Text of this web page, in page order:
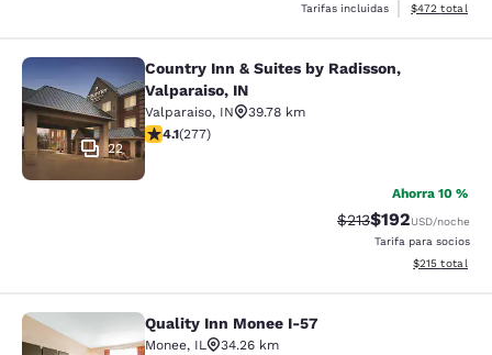
Tarifas incluidas
Ver detalles
$472 total
Country Inn & Suites by Radisson,
22
Country Inn & Suites by Radisson,
Valparaiso, IN
Valparaiso, IN
39.78 km
calificación de 4.14 estrellas. Muy bueno. 277 reseñas
4.1(277)
Ahorra 10 %
Precio tachado:
$213Precio con
$192USD/noche
Tarifa para socios
Ver detalles
$215 total
Quality Inn Monee I-57
Quality Inn Monee I-57
Monee, IL
34.26 km